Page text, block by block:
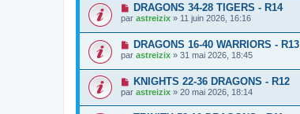
DRAGONS 34-28 TIGERS - R14
par astreizix » 11 juin 2026, 16:16
DRAGONS 16-40 WARRIORS - R13
par astreizix » 31 mai 2026, 18:45
KNIGHTS 22-36 DRAGONS - R12
par astreizix » 20 mai 2026, 18:14